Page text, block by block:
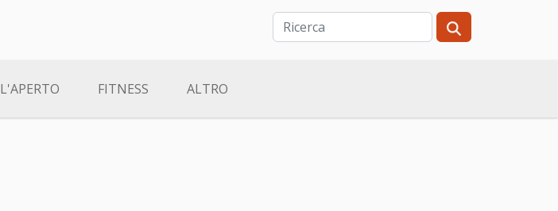
FITNESS ALTRO